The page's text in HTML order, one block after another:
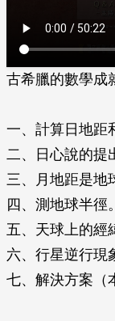
古希臘的數學成
一、計算日地距
二、日心說的提
三、月地距是地
四、測地球半徑。
五、天球上的經
六、行星逆行現
七、解決方案（